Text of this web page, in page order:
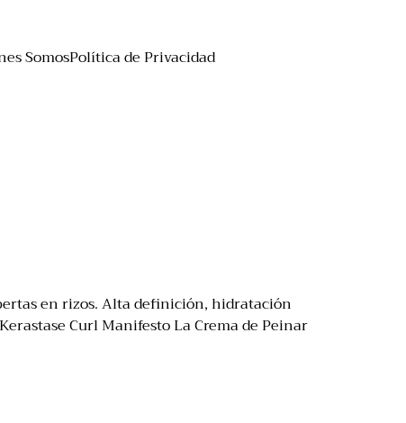
SomosPolítica de Privacidad
en rizos. Alta definición, hidratación
Curl Manifesto La Crema de Peinar